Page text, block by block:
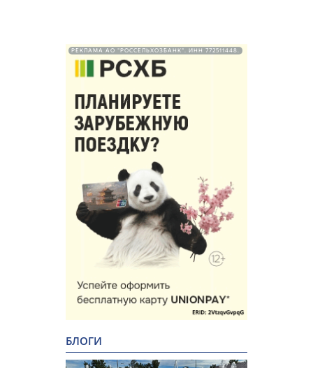
РЕКЛАМА АО "РОССЕЛЬХОЗБАНК". ИНН 772511448.
БЛОГИ